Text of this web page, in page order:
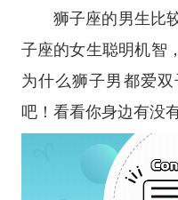
狮子座的男生比
子座的女生聪明机智
为什么狮子男都爱
吧！看看你身边有没